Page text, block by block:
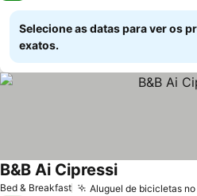
Selecione as datas para ver os
exatos.
Bed & Breakfast Aluguel de bicicletas
B&B Ai CipressiVer preços